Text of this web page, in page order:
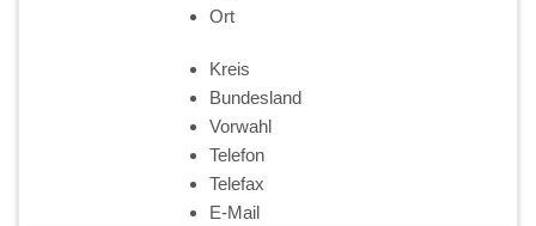
Ort
Kreis
Bundesland
Vorwahl
Telefon
Telefax
E-Mail